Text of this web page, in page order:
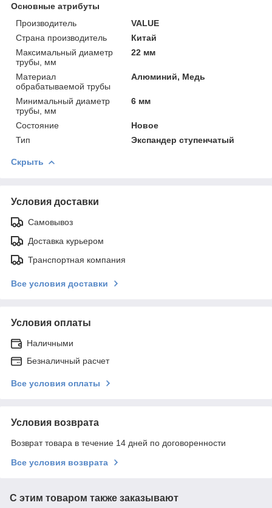
Основные атрибуты
Производитель
VALUE
Страна производитель
Китай
Максимальный диаметр
трубы, мм
22 мм
Материал
обрабатываемой трубы
Алюминий, Медь
Минимальный диаметр
трубы, мм
6 мм
Состояние
Новое
Тип
Экспандер ступенчатый
Скрыть
Условия доставки
Самовывоз
Доставка курьером
Транспортная компания
Все условия доставки
Условия оплаты
Наличными
Безналичный расчет
Все условия оплаты
Условия возврата
Возврат товара в течение 14 дней по договоренности
Все условия возврата
С этим товаром также заказывают